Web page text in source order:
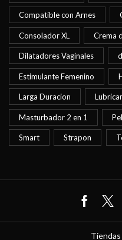
Compatible con Arnes
Consolador XL Crema
Dilatadores Vaginales
Estimulante Femenino
Larga Duracion
Masturbador 2 en 1
Smart Strapon
Tiendas